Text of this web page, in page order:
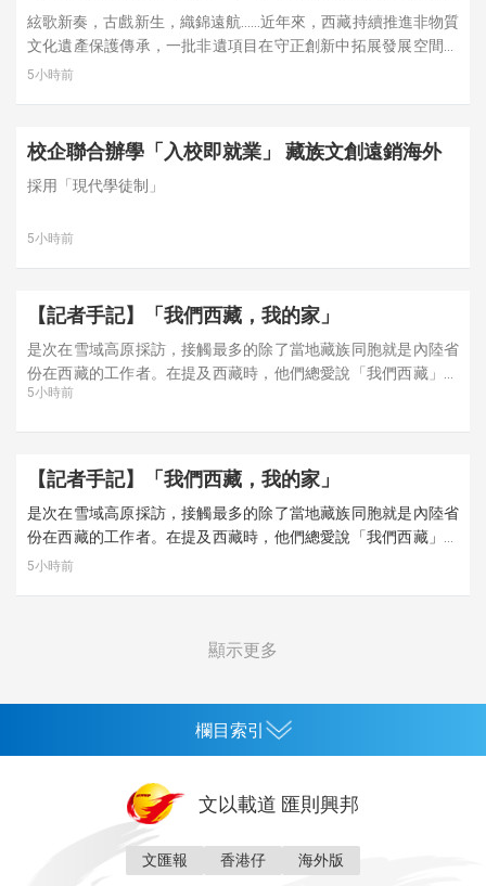
等傳統文化完整保留 雪域非遺煥新活力 帶動民眾
就業增收
絃歌新奏，古戲新生，織錦遠航……近年來，西藏持續推進非物質
文化遺產保護傳承，一批非遺項目在守正創新中拓展發展空間。
●文/圖：香港文匯報記者 馬曉芳 西藏報道
5小時前
校企聯合辦學「入校即就業」 藏族文創遠銷海外
採用「現代學徒制」
5小時前
【記者手記】「我們西藏，我的家」
是次在雪域高原採訪，接觸最多的除了當地藏族同胞就是內陸省
份在西藏的工作者。在提及西藏時，他們總愛說「我們西藏」。
在他們看來，自己的工作生活已經與西藏水乳交融，美麗的雪域
5小時前
【記者手記】「我們西藏，我的家」
是次在雪域高原採訪，接觸最多的除了當地藏族同胞就是內陸省
份在西藏的工作者。在提及西藏時，他們總愛說「我們西藏」。
在他們看來，自己的工作生活已經與西藏水乳交融，美麗的雪域
5小時前
顯示更多
欄目索引
灣區生活 灣區企業 灣區文化
灣區人才
灣區政策 灣區服務易
文以載道 匯則興邦
文匯報 香港仔 海外版